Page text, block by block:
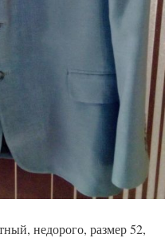
недорого, размер 52,